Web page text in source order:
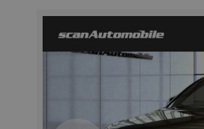
Ende
der